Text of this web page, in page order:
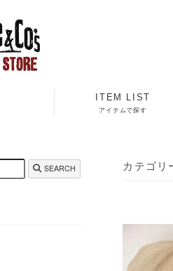
ITEM LIST
アイテムで探す
カテゴリ
SEARCH